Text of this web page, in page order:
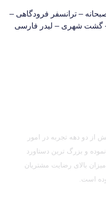
با صبحانه – ترانسفر فرودگاهی –
– گشت شهری – لیدر فارسی
از دو دهه تجربه در امور
و بزرگ ترین دستاورد
بالای رضایت مشتریان
است.